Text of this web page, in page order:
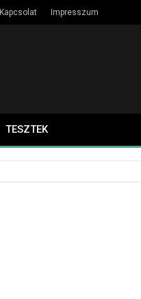
Kapcsolat Impresszum
TESZTEK